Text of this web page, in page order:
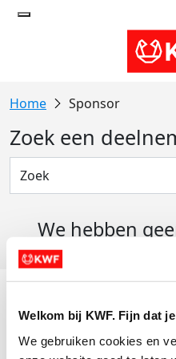
Welkom bij KWF. Fijn dat
We gebruiken cookies en
Sponsor
Zoek een
We hebben
Actiematerialen
Evenementen